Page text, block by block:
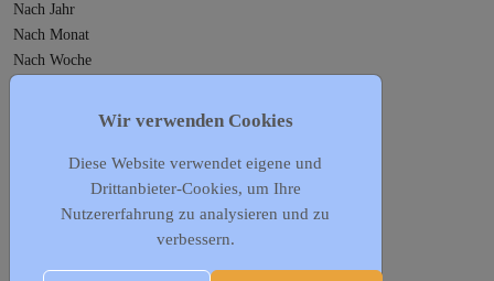
Nach Jahr
Nach Monat
Nach Woche
Gehe zu Monat
Gehe zu Monat
Vorheriger Tag
Freitag, 12. September 2025
Es wurden keine Events gefunden
Wir verwenden Cookies
Diese Website verwendet eigene und
Drittanbieter-Cookies, um Ihre
Nutzererfahrung zu analysieren und zu
verbessern.